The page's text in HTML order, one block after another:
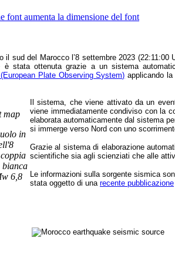
font aumenta la dimensione del font
il sud del Marocco l’8 settembre 2023
è stata ottenuta grazie a un sistema
Plate Observing System) applicando
in
bianca
6,8
Il sistema, che viene attivato da un
viene immediatamente condiviso con la
elaborata automaticamente dal sistema
si immerge verso Nord con uno
Grazie al sistema di elaborazione
scientifiche sia agli scienziati che alle
Le informazioni sulla sorgente sismica
stata oggetto di una recente pubblicazione